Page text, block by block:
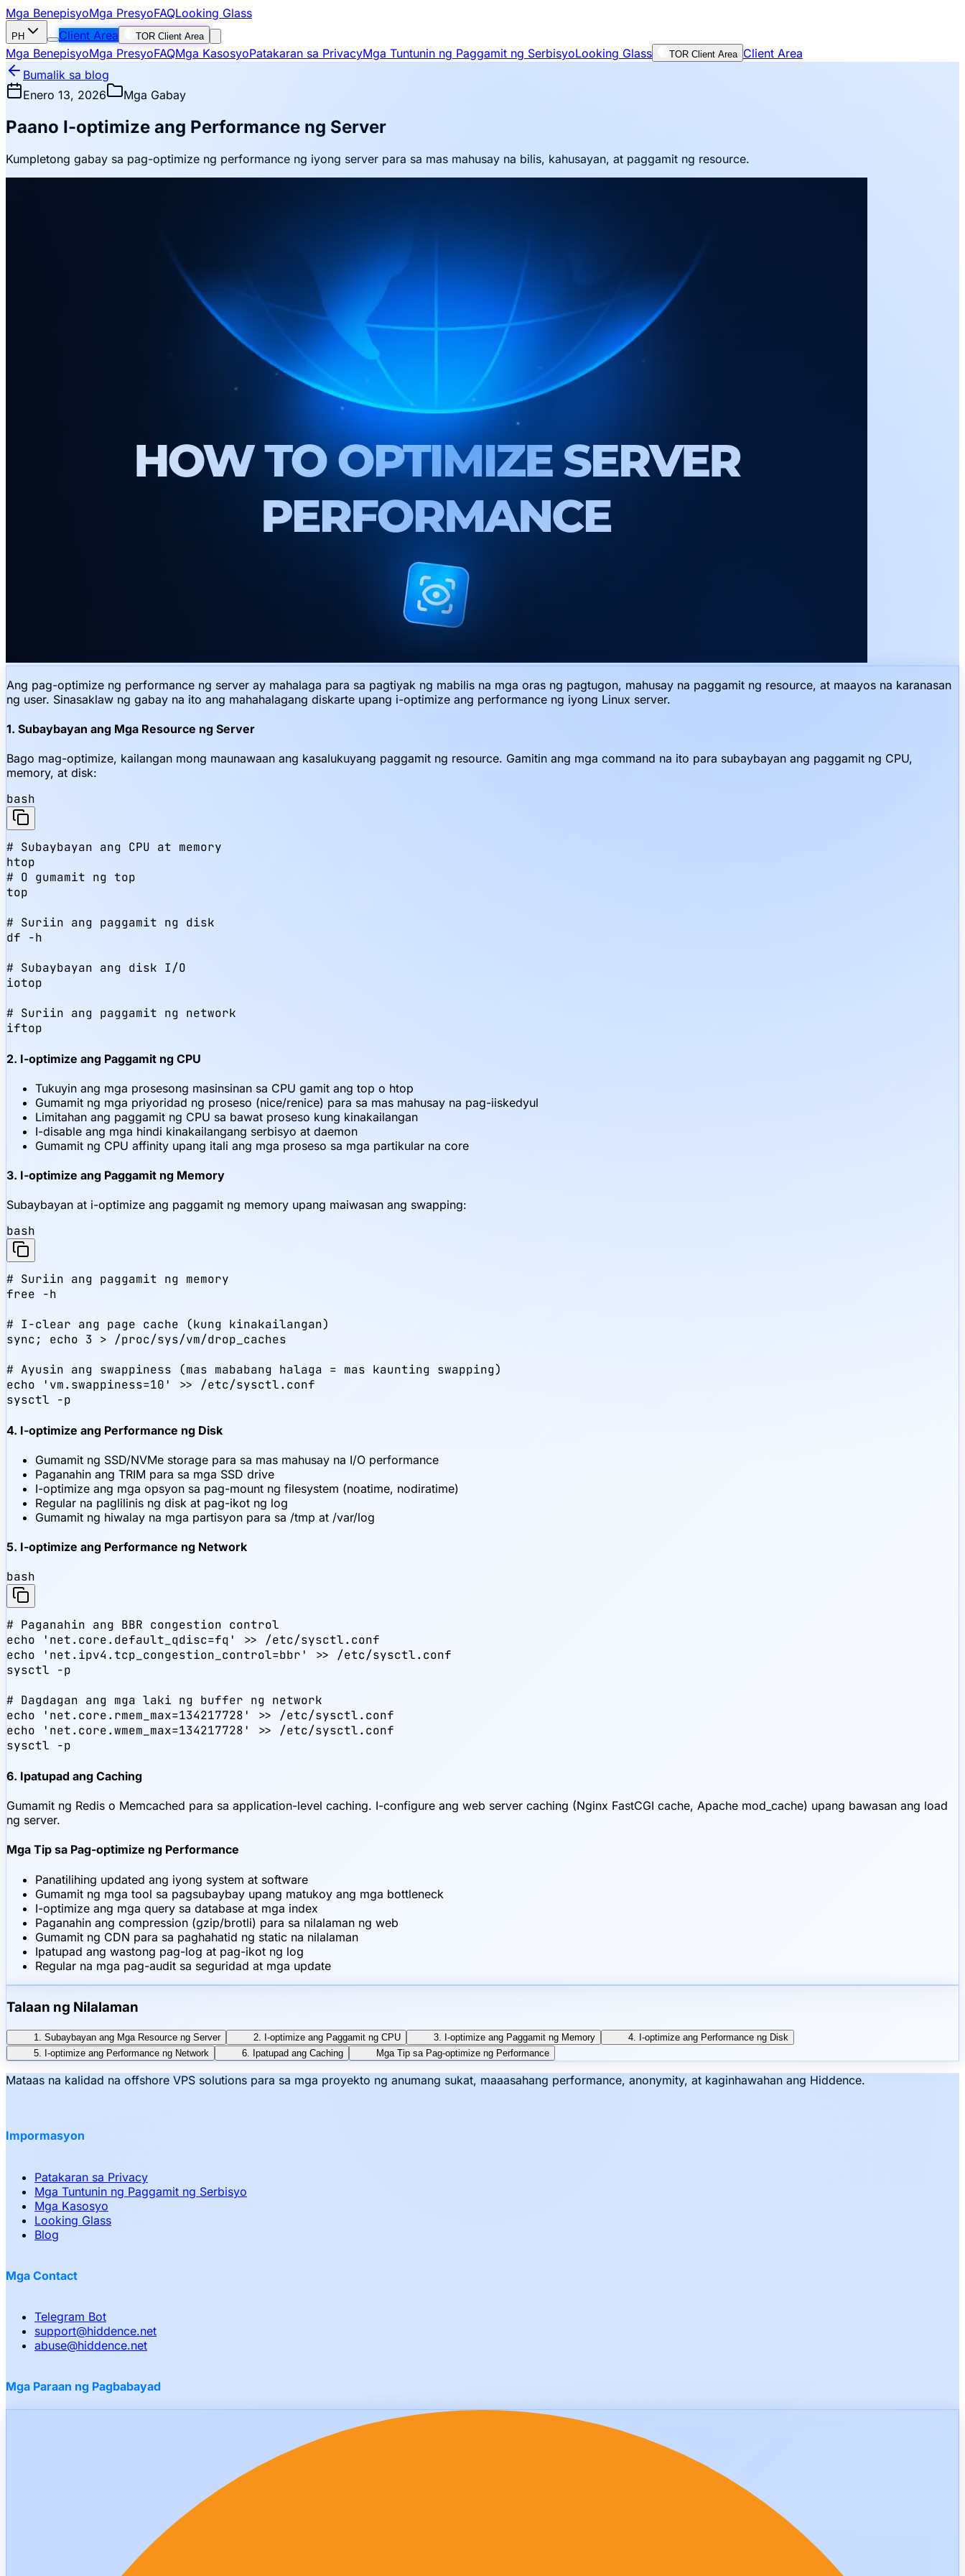
Mga BenepisyoMga PresyoFAQLooking Glass
PH Client Area TOR Client Area
Mga BenepisyoMga PresyoFAQMga KasosyoPatakaran sa PrivacyMga Tuntunin ng Paggamit ng SerbisyoLooking Glass TOR Client Area Client Area
Bumalik sa blog
Enero 13, 2026
Mga Gabay
Paano I-optimize ang Performance ng Server
Kumpletong gabay sa pag-optimize ng performance ng iyong server para sa mas mahusay na bilis, kahusayan, at paggamit ng resource.
Ang pag-optimize ng performance ng server ay mahalaga para sa pagtiyak ng mabilis na mga oras ng pagtugon, mahusay na paggamit ng resource, at maayos na karanasan
ng user. Sinasaklaw ng gabay na ito ang mahahalagang diskarte upang i-optimize ang performance ng iyong Linux server.
1. Subaybayan ang Mga Resource ng Server
Bago mag-optimize, kailangan mong maunawaan ang kasalukuyang paggamit ng resource. Gamitin ang mga command na ito para subaybayan ang paggamit ng CPU,
memory, at disk:
bash
# Subaybayan ang CPU at memory
htop
# O gumamit ng top
top
# Suriin ang paggamit ng disk
df -h
# Subaybayan ang disk I/O
iotop
# Suriin ang paggamit ng network
iftop
2. I-optimize ang Paggamit ng CPU
Tukuyin ang mga prosesong masinsinan sa CPU gamit ang top o htop
Gumamit ng mga priyoridad ng proseso (nice/renice) para sa mas mahusay na pag-iiskedyul
Limitahan ang paggamit ng CPU sa bawat proseso kung kinakailangan
I-disable ang mga hindi kinakailangang serbisyo at daemon
Gumamit ng CPU affinity upang itali ang mga proseso sa mga partikular na core
3. I-optimize ang Paggamit ng Memory
Subaybayan at i-optimize ang paggamit ng memory upang maiwasan ang swapping:
bash
# Suriin ang paggamit ng memory
free -h
# I-clear ang page cache (kung kinakailangan)
sync; echo 3 > /proc/sys/vm/drop_caches
# Ayusin ang swappiness (mas mababang halaga = mas kaunting swapping)
echo 'vm.swappiness=10' >> /etc/sysctl.conf
sysctl -p
4. I-optimize ang Performance ng Disk
Gumamit ng SSD/NVMe storage para sa mas mahusay na I/O performance
Paganahin ang TRIM para sa mga SSD drive
I-optimize ang mga opsyon sa pag-mount ng filesystem (noatime, nodiratime)
Regular na paglilinis ng disk at pag-ikot ng log
Gumamit ng hiwalay na mga partisyon para sa /tmp at /var/log
5. I-optimize ang Performance ng Network
bash
# Paganahin ang BBR congestion control
echo 'net.core.default_qdisc=fq' >> /etc/sysctl.conf
echo 'net.ipv4.tcp_congestion_control=bbr' >> /etc/sysctl.conf
sysctl -p
# Dagdagan ang mga laki ng buffer ng network
echo 'net.core.rmem_max=134217728' >> /etc/sysctl.conf
echo 'net.core.wmem_max=134217728' >> /etc/sysctl.conf
sysctl -p
6. Ipatupad ang Caching
Gumamit ng Redis o Memcached para sa application-level caching. I-configure ang web server caching (Nginx FastCGI cache, Apache mod_cache) upang bawasan ang load
ng server.
Mga Tip sa Pag-optimize ng Performance
Panatilihing updated ang iyong system at software
Gumamit ng mga tool sa pagsubaybay upang matukoy ang mga bottleneck
I-optimize ang mga query sa database at mga index
Paganahin ang compression (gzip/brotli) para sa nilalaman ng web
Gumamit ng CDN para sa paghahatid ng static na nilalaman
Ipatupad ang wastong pag-log at pag-ikot ng log
Regular na mga pag-audit sa seguridad at mga update
Talaan ng Nilalaman
1. Subaybayan ang Mga Resource ng Server 2. I-optimize ang Paggamit ng CPU 3. I-optimize ang Paggamit ng Memory
4. I-optimize ang Performance ng Disk
5. I-optimize ang Performance ng Network
6. Ipatupad ang Caching Mga Tip sa Pag-optimize ng Performance
Mataas na kalidad na offshore VPS solutions para sa mga proyekto ng anumang sukat, maaasahang performance, anonymity, at kaginhawahan ang Hiddence.
Impormasyon
Patakaran sa Privacy
Mga Tuntunin ng Paggamit ng Serbisyo
Mga Kasosyo
Looking Glass
Blog
Mga Contact
Telegram Bot
support@hiddence.net
abuse@hiddence.net
Mga Paraan ng Pagbabayad